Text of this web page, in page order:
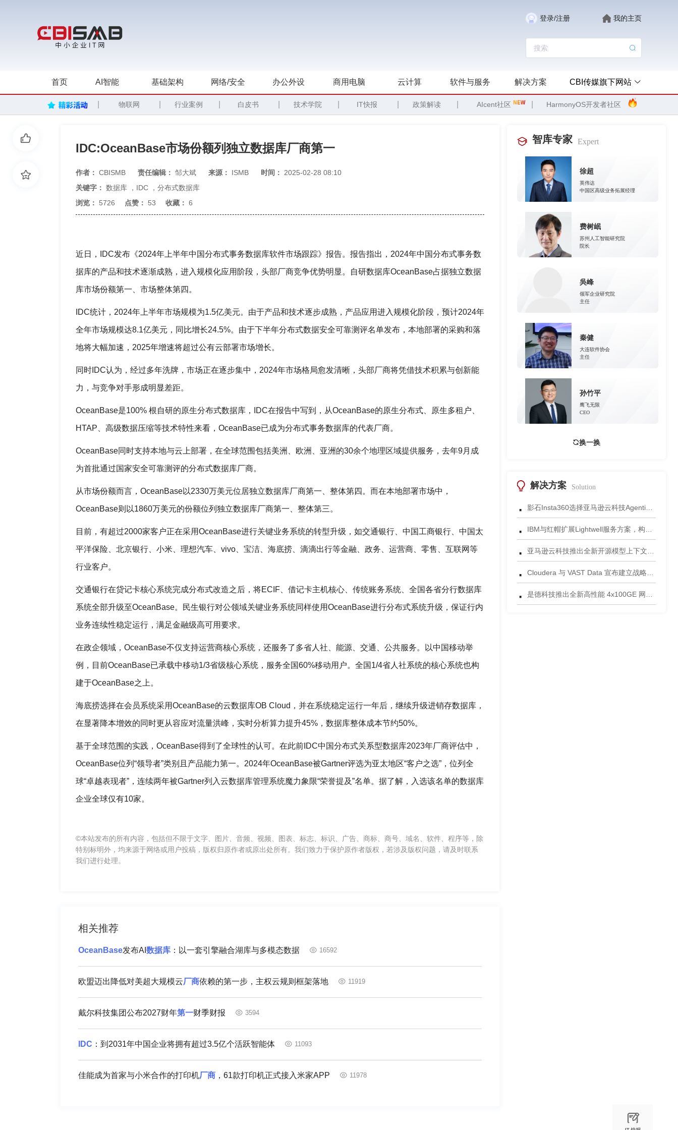
登录/注册 我的主页
首页 AI智能 基础架构 网络/安全 办公外设 商用电脑 云计算 软件与服务 解决方案 CBI传媒旗下网站
物联网 行业案例 白皮书 技术学院 IT快报 政策解读 AIcent社区 HarmonyOS开发者社区
IDC:OceanBase市场份额列独立数据库厂商第一
作者： CBISMB 责任编辑： 邹大斌 来源： ISMB 时间： 2025-02-28 08:10
关键字： 数据库 ， IDC ， 分布式数据库
浏览： 5726 点赞： 53 收藏： 6
近日，IDC发布《2024年上半年中国分布式事务数据库软件市场跟踪》报告。报告指出，2024年中国分布式事务数
据库的产品和技术逐渐成熟，进入规模化应用阶段，头部厂商竞争优势明显。自研数据库OceanBase占据独立数据
库市场份额第一、市场整体第四。
IDC统计，2024年上半年市场规模为1.5亿美元。由于产品和技术逐步成熟，产品应用进入规模化阶段，预计2024年
全年市场规模达8.1亿美元，同比增长24.5%。由于下半年分布式数据安全可靠测评名单发布，本地部署的采购和落
地将大幅加速，2025年增速将超过公有云部署市场增长。
同时IDC认为，经过多年洗牌，市场正在逐步集中，2024年市场格局愈发清晰，头部厂商将凭借技术积累与创新能
力，与竞争对手形成明显差距。
OceanBase是100% 根自研的原生分布式数据库，IDC在报告中写到，从OceanBase的原生分布式、原生多租户、
HTAP、高级数据压缩等技术特性来看，OceanBase已成为分布式事务数据库的代表厂商。
OceanBase同时支持本地与云上部署，在全球范围包括美洲、欧洲、亚洲的30余个地理区域提供服务，去年9月成
为首批通过国家安全可靠测评的分布式数据库厂商。
从市场份额而言，OceanBase以2330万美元位居独立数据库厂商第一、整体第四。而在本地部署市场中，
OceanBase则以1860万美元的份额位列独立数据库厂商第一、整体第三。
目前，有超过2000家客户正在采用OceanBase进行关键业务系统的转型升级，如交通银行、中国工商银行、中国太
平洋保险、北京银行、小米、理想汽车、vivo、宝洁、海底捞、滴滴出行等金融、政务、运营商、零售、互联网等
行业客户。
交通银行在贷记卡核心系统完成分布式改造之后，将ECIF、借记卡主机核心、传统账务系统、全国各省分行数据库
系统全部升级至OceanBase。民生银行对公领域关键业务系统同样使用OceanBase进行分布式系统升级，保证行内
业务连续性稳定运行，满足金融级高可用要求。
在政企领域，OceanBase不仅支持运营商核心系统，还服务了多省人社、能源、交通、公共服务。以中国移动举
例，目前OceanBase已承载中移动1/3省级核心系统，服务全国60%移动用户。全国1/4省人社系统的核心系统也构
建于OceanBase之上。
海底捞选择在会员系统采用OceanBase的云数据库OB Cloud，并在系统稳定运行一年后，继续升级进销存数据库，
在显著降本增效的同时更从容应对流量洪峰，实时分析算力提升45%，数据库整体成本节约50%。
基于全球范围的实践，OceanBase得到了全球性的认可。在此前IDC中国分布式关系型数据库2023年厂商评估中，
OceanBase位列“领导者”类别且产品能力第一。2024年OceanBase被Gartner评选为亚太地区“客户之选”，位列全
球“卓越表现者”，连续两年被Gartner列入云数据库管理系统魔力象限“荣誉提及”名单。据了解，入选该名单的数据库
企业全球仅有10家。
©本站发布的所有内容，包括但不限于文字、图片、音频、视频、图表、标志、标识、广告、商标、商号、域名、软件、程序等，除
特别标明外，均来源于网络或用户投稿，版权归原作者或原出处所有。我们致力于保护原作者版权，若涉及版权问题，请及时联系
我们进行处理。
相关推荐
OceanBase发布AI 数据库：以一套引擎融合湖库与多模态数据 16592
欧盟迈出降低对美超大规模云厂商依赖的第一步，主权云规则框架落地 11919
戴尔科技集团公布2027财年第一财季财报 3594
IDC ：到2031年中国企业将拥有超过3.5亿个活跃智能体 11093
佳能成为首家与小米合作的打印机厂商，61款打印机正式接入米家APP 11978
智库专家 Expert
徐超
英伟达
中国区高级业务拓展经理
费树岷
苏州人工智能研究院
院长
吳峰
领军企业研究院
主任
秦健
大连软件协会
主任
孙竹平
鹰飞无限
CEO
换一换
解决方案 Solution
· 影石Insta360选择亚马逊云科技Agentic AI 正式发布一站式智能成片应用
·
·
·
·